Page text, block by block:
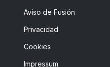
Aviso de Fusión
Privacidad
Cookies
Impressum